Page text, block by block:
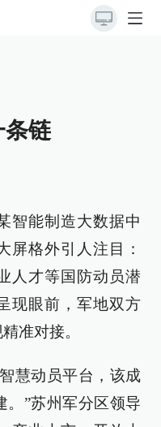
条链
智能制造大数据中
屏格外引人注目：
人才等国防动员潜
现眼前，军地双方
准对接。
慧动员平台，该成
。”苏州军分区领导